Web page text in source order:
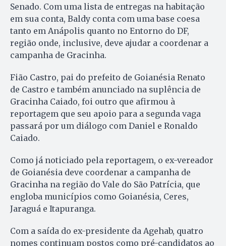
Senado. Com uma lista de entregas na habitação
em sua conta, Baldy conta com uma base coesa
tanto em Anápolis quanto no Entorno do DF,
região onde, inclusive, deve ajudar a coordenar a
campanha de Gracinha.
Fião Castro, pai do prefeito de Goianésia Renato
de Castro e também anunciado na suplência de
Gracinha Caiado, foi outro que afirmou à
reportagem que seu apoio para a segunda vaga
passará por um diálogo com Daniel e Ronaldo
Caiado.
Como já noticiado pela reportagem, o ex-vereador
de Goianésia deve coordenar a campanha de
Gracinha na região do Vale do São Patrícia, que
engloba municípios como Goianésia, Ceres,
Jaraguá e Itapuranga.
Com a saída do ex-presidente da Agehab, quatro
nomes continuam postos como pré-candidatos ao